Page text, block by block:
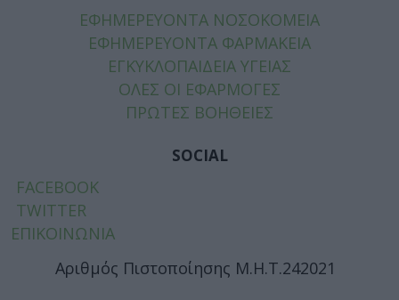
ΕΦΗΜΕΡΕΥΟΝΤΑ ΝΟΣΟΚΟΜΕΙΑ
ΕΦΗΜΕΡΕΥΟΝΤΑ ΦΑΡΜΑΚΕΙΑ
ΕΓΚΥΚΛΟΠΑΙΔΕΙΑ ΥΓΕΙΑΣ
ΟΛΕΣ ΟΙ ΕΦΑΡΜΟΓΕΣ
ΠΡΩΤΕΣ ΒΟΗΘΕΙΕΣ
SOCIAL
FACEBOOK
TWITTER
ΕΠΙΚΟΙΝΩΝΙΑ
Αριθμός Πιστοποίησης Μ.Η.Τ.242021